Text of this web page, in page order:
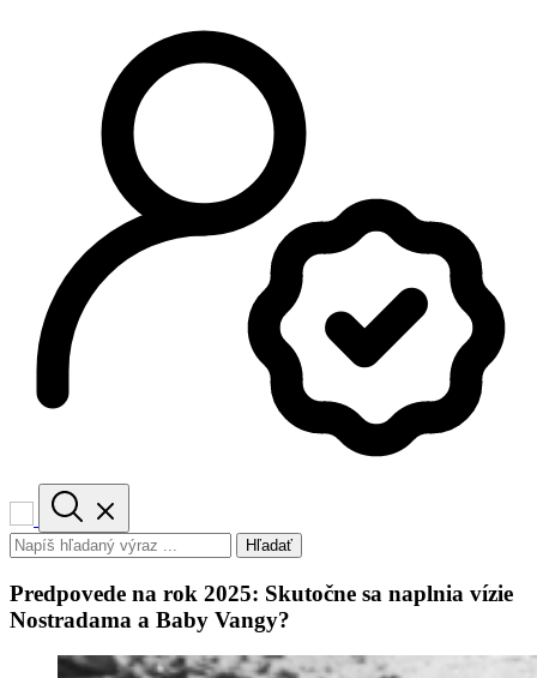
Hľadať
Predpovede na rok 2025: Skutočne sa naplnia vízie
Nostradama a Baby Vangy?